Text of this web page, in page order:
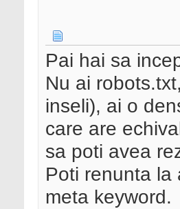
Pai hai sa
Nu ai
inseli), ai o
care are
sa poti avea
Poti renunta la
meta keyword.